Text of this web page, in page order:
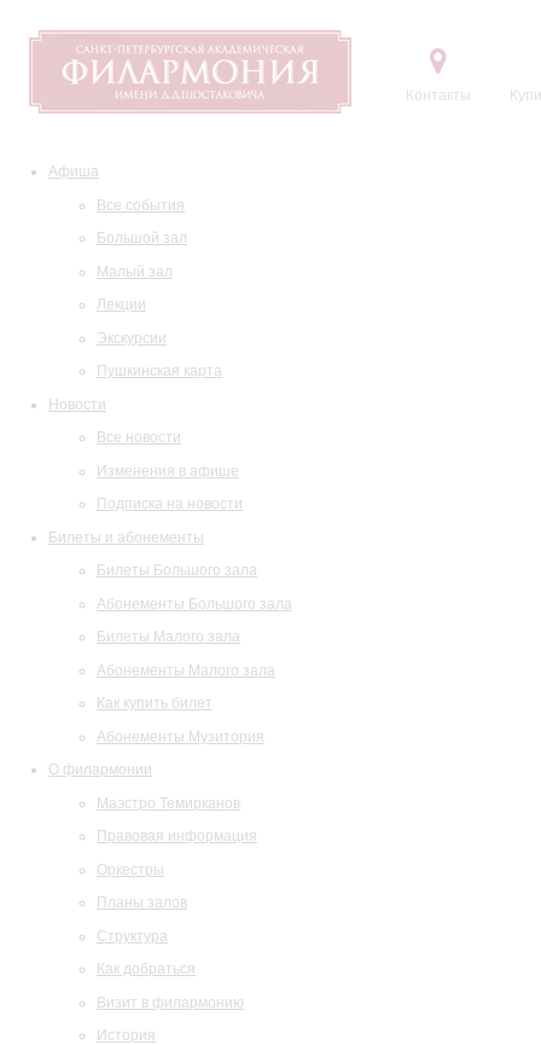
Контакты
Афиша
Все события
Большой зал
Малый зал
Лекции
Экскурсии
Пушкинская карта
Новости
Все новости
Изменения в афише
Подписка на новости
Билеты и абонементы
Билеты Большого зала
Абонементы Большого зала
Билеты Малого зала
Абонементы Малого зала
Как купить билет
Абонементы Музитория
О филармонии
Маэстро Темирканов
Правовая информация
Оркестры
Планы залов
Структура
Как добраться
Визит в филармонию
История